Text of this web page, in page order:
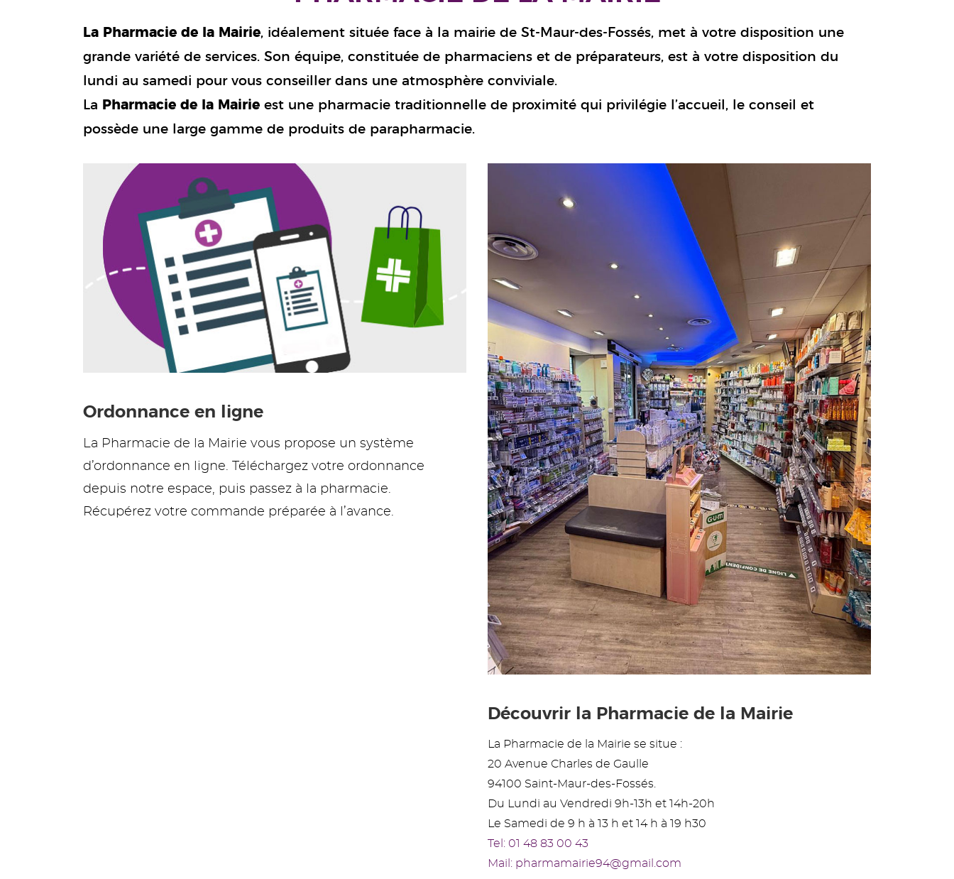
La Pharmacie de la Mairie, idéalement située face à la mairie de St-Maur-des-Fossés, met à votre disposition une
grande variété de services. Son équipe, constituée de pharmaciens et de préparateurs, est à votre disposition du
lundi au samedi pour vous conseiller dans une atmosphère conviviale.
La Pharmacie de la Mairie est une pharmacie traditionnelle de proximité qui privilégie l’accueil, le conseil et
possède une large gamme de produits de parapharmacie.
Ordonnance en ligne
La Pharmacie de la Mairie vous propose un système
d’ordonnance en ligne. Téléchargez votre ordonnance
depuis notre espace, puis passez à la pharmacie.
Récupérez votre commande préparée à l’avance.
Découvrir la Pharmacie de la Mairie
La Pharmacie de la Mairie se situe :
20 Avenue Charles de Gaulle
94100 Saint-Maur-des-Fossés.
Du Lundi au Vendredi 9h-13h et 14h-20h
Le Samedi de 9 h à 13 h et 14 h à 19 h30
Tel: 01 48 83 00 43
Mail: pharmamairie94@gmail.com